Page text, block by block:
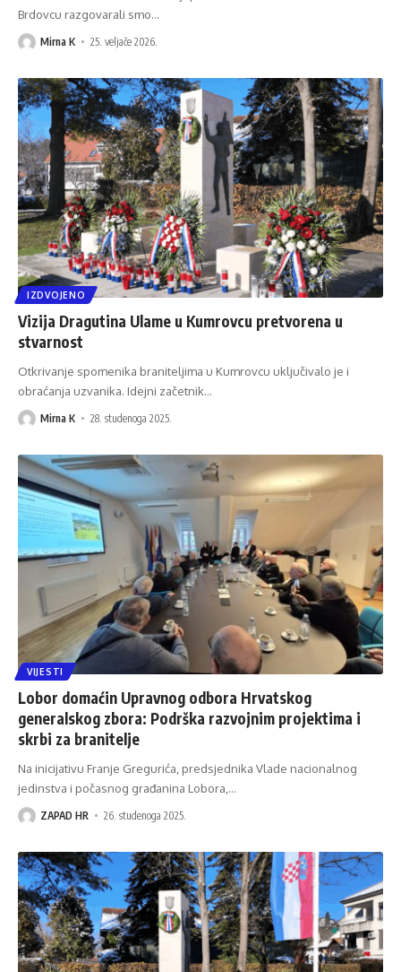
Brdovcu razgovarali smo…
Mirna K 25. veljače 2026.
IZDVOJENO
Vizija Dragutina Ulame u Kumrovcu pretvorena u
stvarnost
Otkrivanje spomenika braniteljima u Kumrovcu uključivalo je i
obraćanja uzvanika. Idejni začetnik…
Mirna K 28. studenoga 2025.
VIJESTI
Lobor domaćin Upravnog odbora Hrvatskog
generalskog zbora: Podrška razvojnim projektima i
skrbi za branitelje
Na inicijativu Franje Gregurića, predsjednika Vlade nacionalnog
jedinstva i počasnog građanina Lobora, …
ZAPAD HR 26. studenoga 2025.